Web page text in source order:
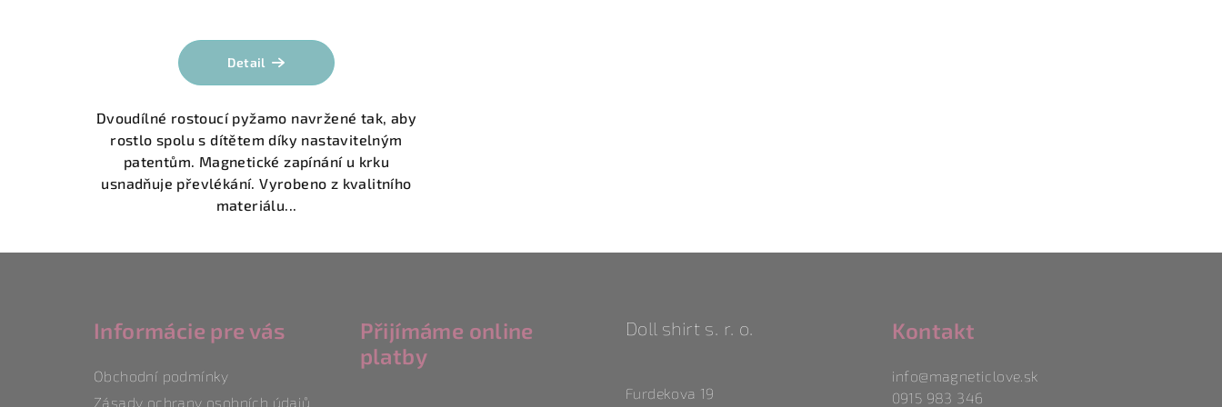
Detail
Dvoudílné rostoucí pyžamo navržené tak, aby
rostlo spolu s dítětem díky nastavitelným
patentům. Magnetické zapínání u krku
usnadňuje převlékání. Vyrobeno z kvalitního
materiálu...
Informácie pre vás
Obchodní podmínky
Zásady ochrany osobních údajů
Přijímáme online
platby
Doll shirt s. r. o.
Furdekova 19
Kontakt
info@magneticlove.sk
0915 983 346